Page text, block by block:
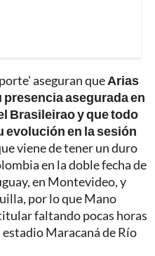
aseguran queArias
asegurada en
Brasileirao y que todo
evolución en la sesión
viene de tener un duro
en la doble fecha de
en Montevideo, y
por lo que Mano
faltando pocas horas
Maracaná de Río